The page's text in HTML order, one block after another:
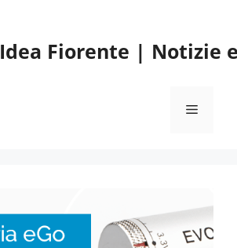
Idea Fiorente | Notizie
Menu